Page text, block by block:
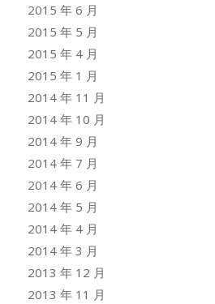
2015 年 6 月
2015 年 5 月
2015 年 4 月
2015 年 1 月
2014 年 11 月
2014 年 10 月
2014 年 9 月
2014 年 7 月
2014 年 6 月
2014 年 5 月
2014 年 4 月
2014 年 3 月
2013 年 12 月
2013 年 11 月